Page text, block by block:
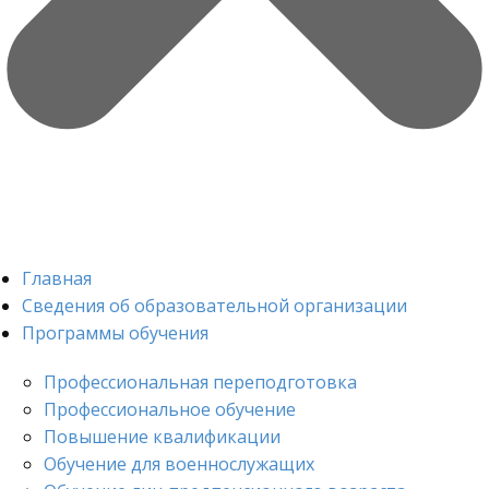
Главная
Сведения об образовательной организации
Программы обучения
Профессиональная переподготовка
Профессиональное обучение
Повышение квалификации
Обучение для военнослужащих